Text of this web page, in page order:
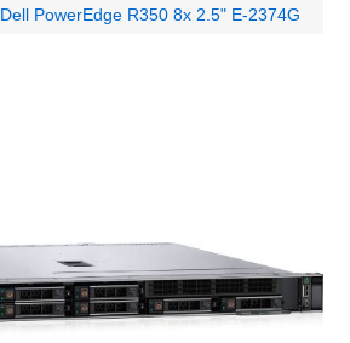
Dell PowerEdge R350 8x 2.5" E-2374G